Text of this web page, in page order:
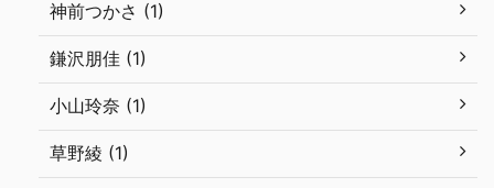
神前つかさ (1)
鎌沢朋佳 (1)
小山玲奈 (1)
草野綾 (1)